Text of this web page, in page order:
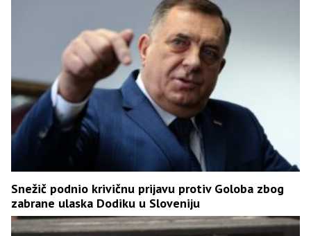
Snežič podnio krivičnu prijavu protiv Goloba zbog
zabrane ulaska Dodiku u Sloveniju